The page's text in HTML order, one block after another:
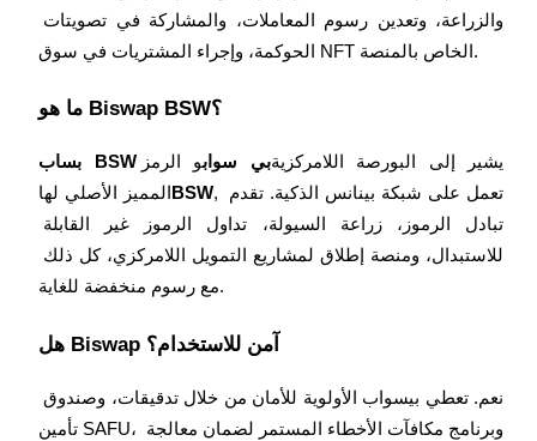
USDT New User Exclusive 10% APR
USDT Flexible Staking | Daily Rewards
BTC New User Exclusive: 6.5% APR
BTC Flexible Staking | Daily Rewards
الحوكمة، وإجراء المشتريات في سوق NFT الخاص بالمنصة.
ما هو Biswap BSW؟
بساب BSW يشير إلى البورصة اللامركزيةبي سواب
و الرمز
المميز الأصلي لها BSW, تعمل على شبكة بينانس الذكية. تقدم
مع رسوم منخفضة للغاية.
هل Biswap آمن للاستخدام؟
تأمين SAFU، وبرنامج مكافآت الأخطاء المستمر لضمان معالجة